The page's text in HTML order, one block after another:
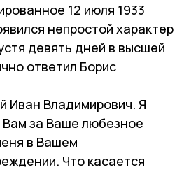
12 июля 1933
непростой характер
девять дней в высшей
ответил Борис
Иван Владимирович. Я
Вам за Ваше любезное
в Вашем
Что касается